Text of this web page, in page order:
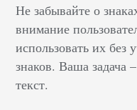
Не забывайте о
внимание
использовать их без
знаков. Ваша задача
текст.